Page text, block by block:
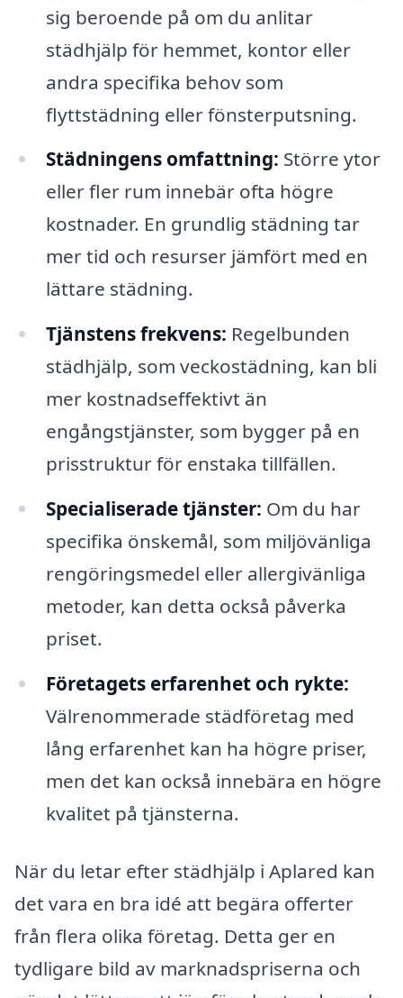
sig beroende på om du anlitar
städhjälp för hemmet, kontor eller
andra specifika behov som
flyttstädning eller fönsterputsning.
Städningens omfattning: Större ytor
eller fler rum innebär ofta högre
kostnader. En grundlig städning tar
mer tid och resurser jämfört med en
lättare städning.
Tjänstens frekvens: Regelbunden
städhjälp, som veckostädning, kan bli
mer kostnadseffektivt än
engångstjänster, som bygger på en
prisstruktur för enstaka tillfällen.
Specialiserade tjänster: Om du har
specifika önskemål, som miljövänliga
rengöringsmedel eller allergivänliga
metoder, kan detta också påverka
priset.
Företagets erfarenhet och rykte:
Välrenommerade städföretag med
lång erfarenhet kan ha högre priser,
men det kan också innebära en högre
kvalitet på tjänsterna.
När du letar efter städhjälp i Aplared kan
det vara en bra idé att begära offerter
från flera olika företag. Detta ger en
tydligare bild av marknadspriserna och